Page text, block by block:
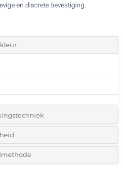
en discrete bevestiging.
van het logo:
gewenste aantal in